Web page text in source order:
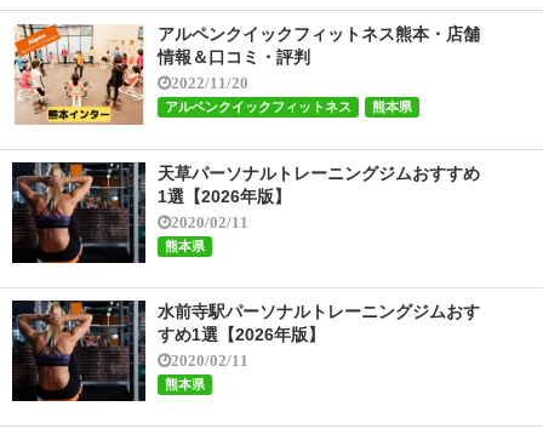
アルペンクイックフィットネス熊本・店舗
情報＆口コミ・評判
2022/11/20
アルペンクイックフィットネス 熊本県
天草パーソナルトレーニングジムおすすめ
1選【2026年版】
2020/02/11
熊本県
水前寺駅パーソナルトレーニングジムおす
すめ1選【2026年版】
2020/02/11
熊本県